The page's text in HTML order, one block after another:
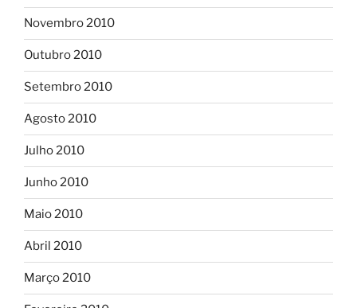
Novembro 2010
Outubro 2010
Setembro 2010
Agosto 2010
Julho 2010
Junho 2010
Maio 2010
Abril 2010
Março 2010